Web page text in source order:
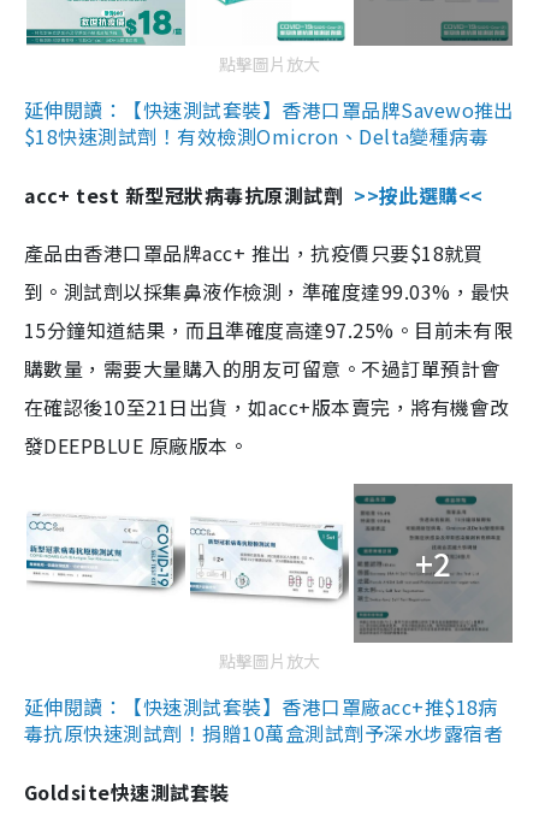
點擊圖片放大
延伸閱讀：【快速測試套裝】香港口罩品牌Savewo推出
$18快速測試劑！有效檢測Omicron、Delta變種病毒
acc+ test 新型冠狀病毒抗原測試劑 >>按此選購<<
產品由香港口罩品牌acc+ 推出，抗疫價只要$18就買
到。測試劑以採集鼻液作檢測，準確度達99.03%，最快
15分鐘知道結果，而且準確度高達97.25%。目前未有限
購數量，需要大量購入的朋友可留意。不過訂單預計會
在確認後10至21日出貨，如acc+版本賣完，將有機會改
發DEEPBLUE 原廠版本。
+2
點擊圖片放大
延伸閱讀：【快速測試套裝】香港口罩廠acc+推$18病
毒抗原快速測試劑！捐贈10萬盒測試劑予深水埗露宿者
Goldsite快速測試套裝